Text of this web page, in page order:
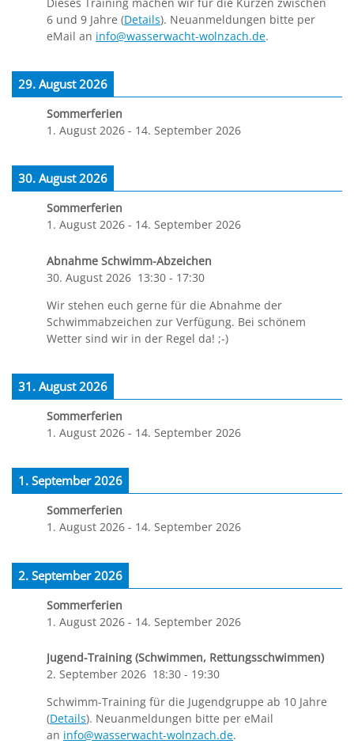
6 und 9 Jahre (Details). Neuanmeldungen bitte per
eMail an info@wasserwacht-wolnzach.de.
29. August 2026
Sommerferien
1. August 2026 - 14. September 2026
30. August 2026
Sommerferien
1. August 2026 - 14. September 2026
Abnahme Schwimm-Abzeichen
30. August 2026 13:30 - 17:30
Wir stehen euch gerne für die Abnahme der
Schwimmabzeichen zur Verfügung. Bei schönem
Wetter sind wir in der Regel da! ;-)
31. August 2026
Sommerferien
1. August 2026 - 14. September 2026
1. September 2026
Sommerferien
1. August 2026 - 14. September 2026
2. September 2026
Sommerferien
1. August 2026 - 14. September 2026
Jugend-Training (Schwimmen, Rettungsschwimmen)
2. September 2026 18:30 - 19:30
Schwimm-Training für die Jugendgruppe ab 10 Jahre
(Details). Neuanmeldungen bitte per eMail
an info@wasserwacht-wolnzach.de.